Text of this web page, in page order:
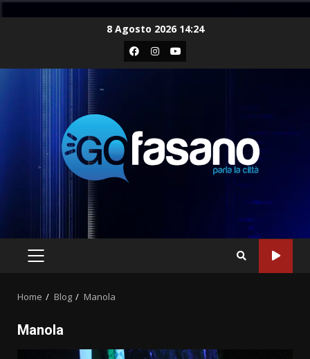
8 Agosto 2026 14:24
Facebook
Instagram
Youtube
PRIMARY
Home Blog Manola
Manola